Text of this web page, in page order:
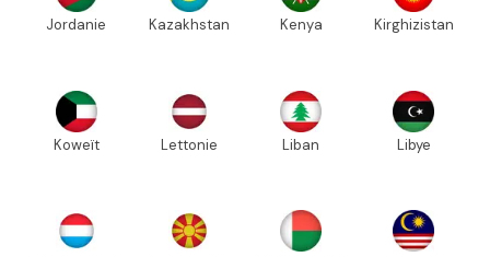
Jordanie Kazakhstan Kenya Kirghizistan
Koweït Lettonie Liban Libye